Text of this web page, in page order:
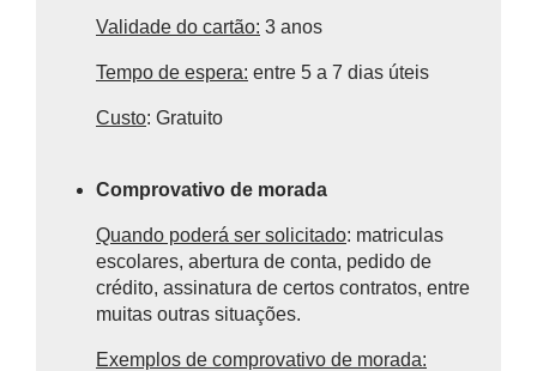
Validade do cartão: 3 anos
Tempo de espera: entre 5 a 7 dias úteis
Custo: Gratuito
Comprovativo de morada
Quando poderá ser solicitado: matriculas
escolares, abertura de conta, pedido de
crédito, assinatura de certos contratos, entre
muitas outras situações.
Exemplos de comprovativo de morada: